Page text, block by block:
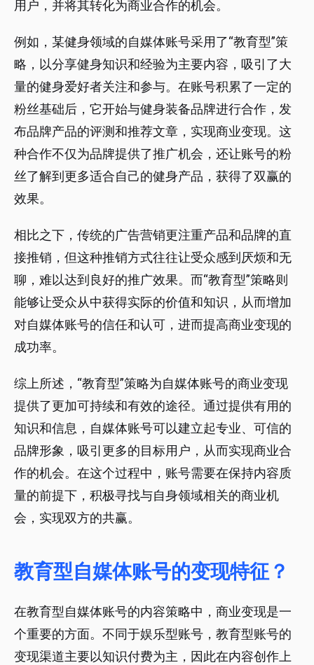
用户，并将其转化为商业合作的机会。
例如，某健身领域的自媒体账号采用了“教育型”策
略，以分享健身知识和经验为主要内容，吸引了大
量的健身爱好者关注和参与。在账号积累了一定的
粉丝基础后，它开始与健身装备品牌进行合作，发
布品牌产品的评测和推荐文章，实现商业变现。这
种合作不仅为品牌提供了推广机会，还让账号的粉
丝了解到更多适合自己的健身产品，获得了双赢的
效果。
相比之下，传统的广告营销更注重产品和品牌的直
接推销，但这种推销方式往往让受众感到厌烦和无
聊，难以达到良好的推广效果。而“教育型”策略则
能够让受众从中获得实际的价值和知识，从而增加
对自媒体账号的信任和认可，进而提高商业变现的
成功率。
综上所述，“教育型”策略为自媒体账号的商业变现
提供了更加可持续和有效的途径。通过提供有用的
知识和信息，自媒体账号可以建立起专业、可信的
品牌形象，吸引更多的目标用户，从而实现商业合
作的机会。在这个过程中，账号需要在保持内容质
量的前提下，积极寻找与自身领域相关的商业机
会，实现双方的共赢。
教育型自媒体账号的变现特征？
在教育型自媒体账号的内容策略中，商业变现是一
个重要的方面。不同于娱乐型账号，教育型账号的
变现渠道主要以知识付费为主，因此在内容创作上